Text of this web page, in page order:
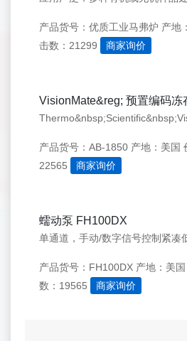
产品货号：优质工业马弗炉 产地
击数：21299
商家询价
VisionMate&reg; 预置编码冻
产品货号：AB-1850 产地：美国
22565
商家询价
蠕动泵 FH100DX
产品货号：FH100DX 产地：美国
数：19565
商家询价